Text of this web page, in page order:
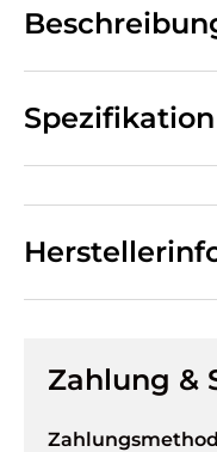
Spezifikation
Zahlung &